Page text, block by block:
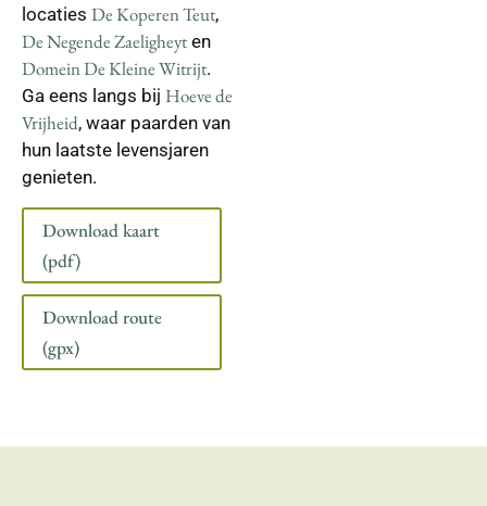
locaties De Koperen Teut,
De Negende Zaeligheyt en
Domein De Kleine Witrijt.
Ga eens langs bij Hoeve de
Vrijheid, waar paarden van
hun laatste levensjaren
genieten.
Download kaart
(pdf)
Download route
(gpx)